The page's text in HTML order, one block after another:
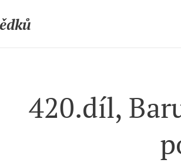
420.díl,